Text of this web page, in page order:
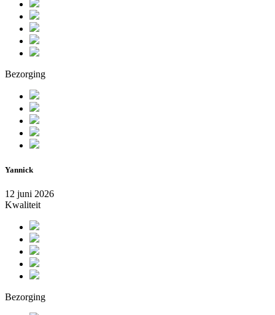
Bezorging
Yannick
12 juni 2026
Kwaliteit
Bezorging